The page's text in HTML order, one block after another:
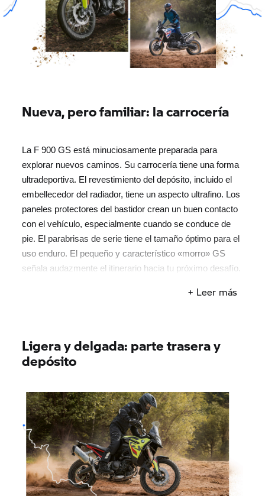
Nueva, pero familiar: la carrocería
La F 900 GS está minuciosamente preparada para
explorar nuevos caminos. Su carrocería tiene una forma
ultradeportiva. El revestimiento del depósito, incluido el
embellecedor del radiador, tiene un aspecto ultrafino. Los
paneles protectores del bastidor crean un buen contacto
con el vehículo, especialmente cuando se conduce de
pie. El parabrisas de serie tiene el tamaño óptimo para el
uso enduro. El pequeño y característico «morro» GS
señala audazmente el itinerario hacia tu próximo desafío.
+ Leer más
Ligera y delgada: parte trasera y
depósito